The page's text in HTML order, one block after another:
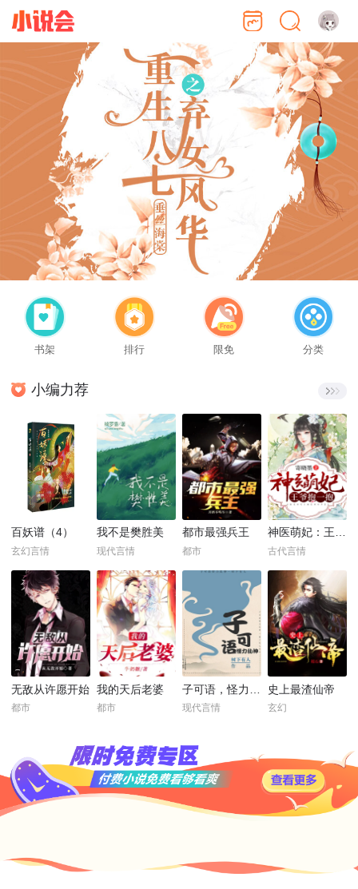
书架 排行 限免 分类
小编力荐
百妖谱（4）
玄幻言情
我不是樊胜美
现代言情
都市最强兵王
都市
神医萌妃：王爷，抱一抱！
古代言情
无敌从许愿开始
都市
我的天后老婆
都市 现代言情
史上最渣仙帝
玄幻